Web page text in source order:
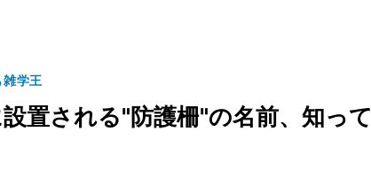
雑学王
設置される"防護柵"の名前、知って